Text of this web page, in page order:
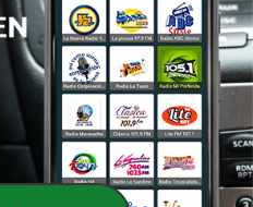
de la Virgen de
de America
al llegar a Canadá